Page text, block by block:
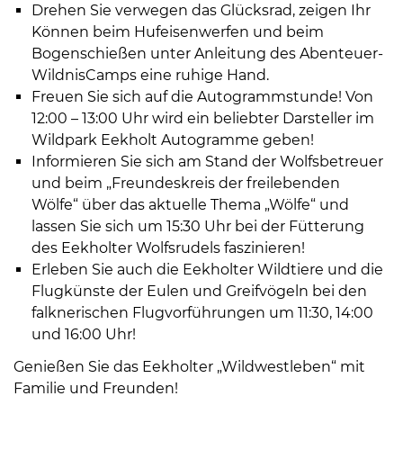
außerhalb
Öffnungszeiten
nach
Vereinbarung.
Drehen Sie verwegen das Glücksrad, zeigen Ihr
Können beim Hufeisenwerfen und beim
Bogenschießen unter Anleitung des Abenteuer-
WildnisCamps eine ruhige Hand.
Freuen Sie sich auf die Autogrammstunde! Von
12:00 – 13:00 Uhr wird ein beliebter Darsteller im
Wildpark Eekholt Autogramme geben!
Informieren Sie sich am Stand der Wolfsbetreuer
und beim „Freundeskreis der freilebenden
Wölfe“ über das aktuelle Thema „Wölfe“ und
lassen Sie sich um 15:30 Uhr bei der Fütterung
des Eekholter Wolfsrudels faszinieren!
Erleben Sie auch die Eekholter Wildtiere und die
Flugkünste der Eulen und Greifvögeln bei den
falknerischen Flugvorführungen um 11:30, 14:00
und 16:00 Uhr!
Genießen Sie das Eekholter „Wildwestleben“ mit
Familie und Freunden!